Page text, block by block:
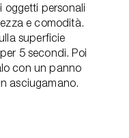
oggetti personali
e comodità.
superficie
5 secondi. Poi
con un panno
asciugamano.